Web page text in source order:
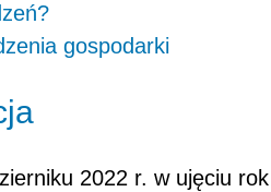
gospodarki
2022 r. w ujęciu rok